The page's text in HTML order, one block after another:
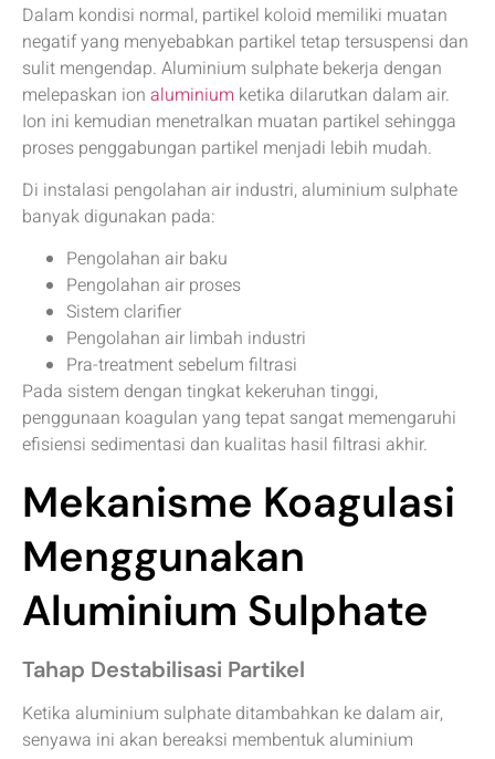
Dalam kondisi normal, partikel koloid memiliki muatan
negatif yang menyebabkan partikel tetap tersuspensi dan
sulit mengendap. Aluminium sulphate bekerja dengan
melepaskan ion aluminium ketika dilarutkan dalam air.
Ion ini kemudian menetralkan muatan partikel sehingga
proses penggabungan partikel menjadi lebih mudah.
Di instalasi pengolahan air industri, aluminium sulphate
banyak digunakan pada:
Pengolahan air baku
Pengolahan air proses
Sistem clarifier
Pengolahan air limbah industri
Pra-treatment sebelum filtrasi
Pada sistem dengan tingkat kekeruhan tinggi,
penggunaan koagulan yang tepat sangat memengaruhi
efisiensi sedimentasi dan kualitas hasil filtrasi akhir.
Mekanisme Koagulasi
Menggunakan
Aluminium Sulphate
Tahap Destabilisasi Partikel
Ketika aluminium sulphate ditambahkan ke dalam air,
senyawa ini akan bereaksi membentuk aluminium